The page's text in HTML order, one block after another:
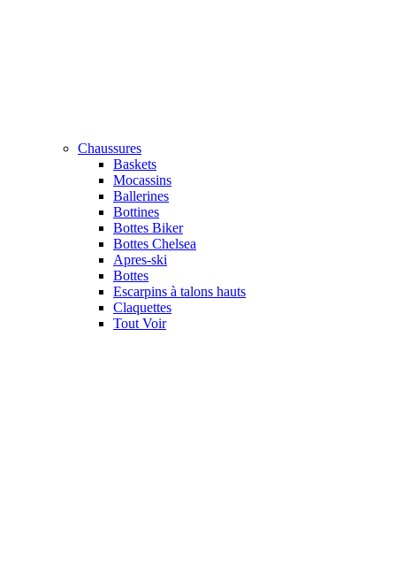
Chaussures
Baskets
Mocassins
Ballerines
Bottines
Bottes Biker
Bottes Chelsea
Apres-ski
Bottes
Escarpins à talons hauts
Claquettes
Tout Voir